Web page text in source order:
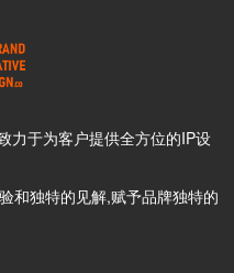
力于为客户提供全方位的IP设
和独特的见解,赋予品牌独特的